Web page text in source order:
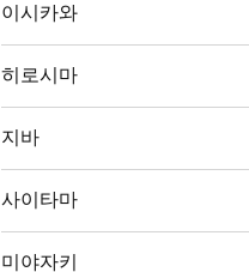
이시카와
히로시마
지바
사이타마
미야자키